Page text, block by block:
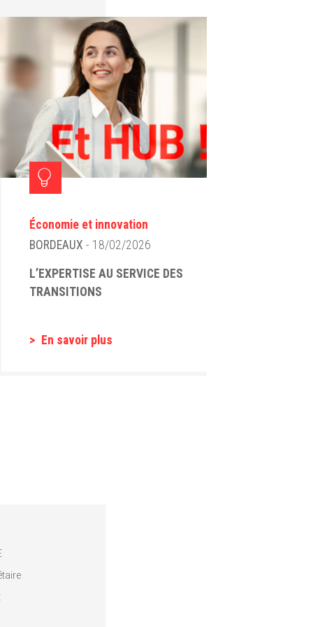
Économie et innovation
BORDEAUX - 18/02/2026
L’EXPERTISE AU SERVICE DES
TRANSITIONS
En savoir plus